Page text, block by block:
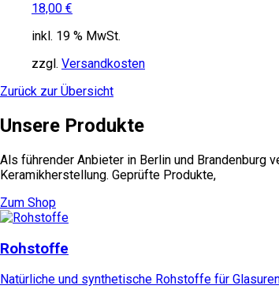
18,00 €
inkl. 19 % MwSt.
zzgl. Versandkosten
Zurück zur Übersicht
Unsere Produkte
Als führender Anbieter in Berlin und Brandenburg
Keramikherstellung. Geprüfte Produkte,
Zum Shop
Rohstoffe
Natürliche und synthetische Rohstoffe für